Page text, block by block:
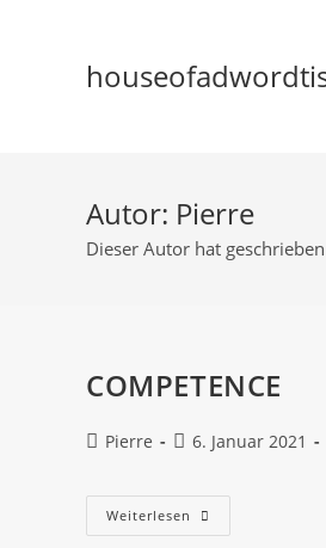
Autor: Pierre
Dieser Autor hat
COMPETENCE
Pierre 6. Januar 2021
Weiterlesen